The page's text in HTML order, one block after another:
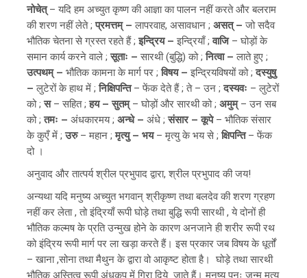
नोचेत्– यदि हम अच्युत कृष्ण की आज्ञा का पालन नहीं करते और बलराम
की शरण नहीं लेते ; प्रमत्तम्– लापरवाह, असावधान ; असत्– जो सदैव
भौतिक चेतना से ग्रस्त रहते हैं ; इन्द्रिय– इन्द्रियाँ ; वाजि – घोड़ों के
समान कार्य करने वाले ; सूताः – सारथी (बुद्धि) को ; नित्वा– लाते हुए ;
उत्पथम्– भौतिक कामना के मार्ग पर ; विषय– इन्द्रियविषयों को ; दस्युषु
– लुटेरों के हाथ में ; निक्षिपन्ति – फेंक देते हैं ; ते– उन ; दस्यवः – लुटेरों
को ; स – सहित ; हय– सुतम् – घोड़ों और सारथी को ; अमुम् – उन सब
को ; तमः – अंधकारमय ; अन्धे– अंधे ; संसार– कूपे – भौतिक संसार
के कुएँ में ; उरु – महान ; मृत्यु– भय – मृत्यु के भय से ; क्षिपन्ति – फेंक
दो ।
अनुवाद और तात्पर्य श्रील प्रभुपाद द्वारा, श्रील प्रभुपाद की जय!
अन्यथा यदि मनुष्य अच्युत भगवान् श्रीकृष्ण तथा बलदेव की शरण ग्रहण
नहीं कर लेता , तो इंद्रियाँ रूपी घोड़े तथा बुद्धि रूपी सारथी , ये दोनों ही
भौतिक कल्मष के प्रति उन्मुख होने के कारण अनजाने ही शरीर रूपी रथ
को इंद्रिय रूपी मार्ग पर ला खड़ा करते हैं। इस प्रकार जब विषय के धूर्तों
– खाना ,सोना तथा मैथुन के द्वारा वो आकृष्ट होता है। घोड़े तथा सारथी
भौतिक अस्तित्व रूपी अंधकूप में गिरा दिये जाते हैं। मनुष्य पुनः जन्म मृत्यु